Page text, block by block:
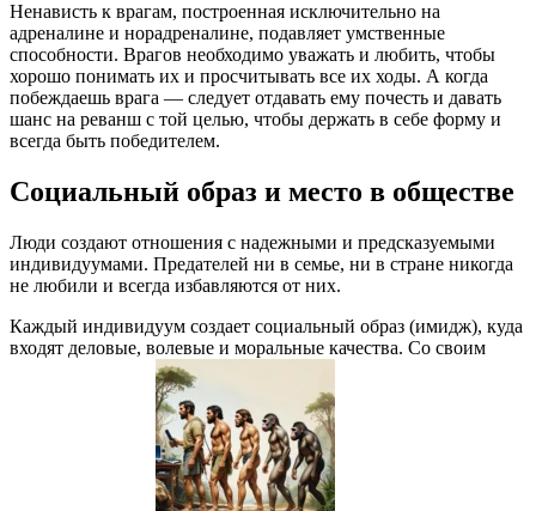
Ненависть к врагам, построенная исключительно на
адреналине и норадреналине, подавляет умственные
способности. Врагов необходимо уважать и любить, чтобы
хорошо понимать их и просчитывать все их ходы. А когда
побеждаешь врага — следует отдавать ему почесть и давать
шанс на реванш с той целью, чтобы держать в себе форму и
всегда быть победителем.
Социальный образ и место в обществе
Люди создают отношения с надежными и предсказуемыми
индивидуумами. Предателей ни в семье, ни в стране никогда
не любили и всегда избавляются от них.
Каждый индивидуум создает социальный образ (имидж), куда
входят деловые, волевые и моральные качества. Со своим